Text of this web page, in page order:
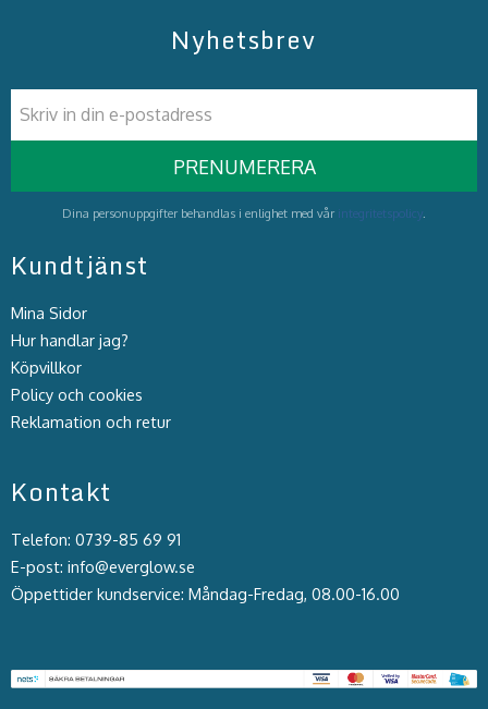
Nyhetsbrev
PRENUMERERA
Dina personuppgifter behandlas i enlighet med vår integritetspolicy.
Kundtjänst
Mina Sidor
Hur handlar jag?
Köpvillkor
Policy och cookies
Reklamation och retur
Kontakt
Telefon: 0739-85 69 91
E-post: info@everglow.se
Öppettider kundservice: Måndag-Fredag, 08.00-16.00